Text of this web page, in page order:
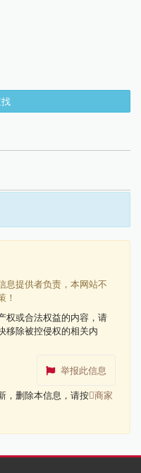
息提供者负责，本网站不
！
权或合法权益的内容，请
移除被控侵权的相关内
举报此信息
，删除本信息，请按 商家